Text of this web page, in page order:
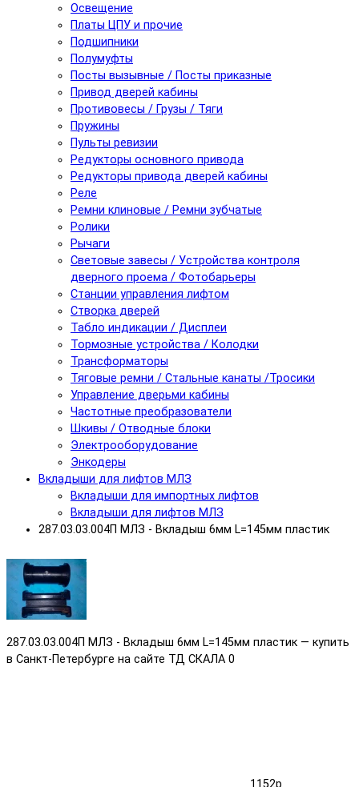
Освещение
Платы ЦПУ и прочие
Подшипники
Полумуфты
Посты вызывные / Посты приказные
Привод дверей кабины
Противовесы / Грузы / Тяги
Пружины
Пульты ревизии
Редукторы основного привода
Редукторы привода дверей кабины
Реле
Ремни клиновые / Ремни зубчатые
Ролики
Рычаги
Световые завесы / Устройства контроля
дверного проема / Фотобарьеры
Станции управления лифтом
Створка дверей
Табло индикации / Дисплеи
Тормозные устройства / Колодки
Трансформаторы
Тяговые ремни / Стальные канаты /Тросики
Управление дверьми кабины
Частотные преобразователи
Шкивы / Отводные блоки
Электрооборудование
Энкодеры
Вкладыши для лифтов МЛЗ
Вкладыши для импортных лифтов
Вкладыши для лифтов МЛЗ
287.03.03.004П МЛЗ - Вкладыш 6мм L=145мм пластик
287.03.03.004П МЛЗ - Вкладыш 6мм L=145мм пластик — купить
в Санкт-Петербурге на сайте ТД СКАЛА 0